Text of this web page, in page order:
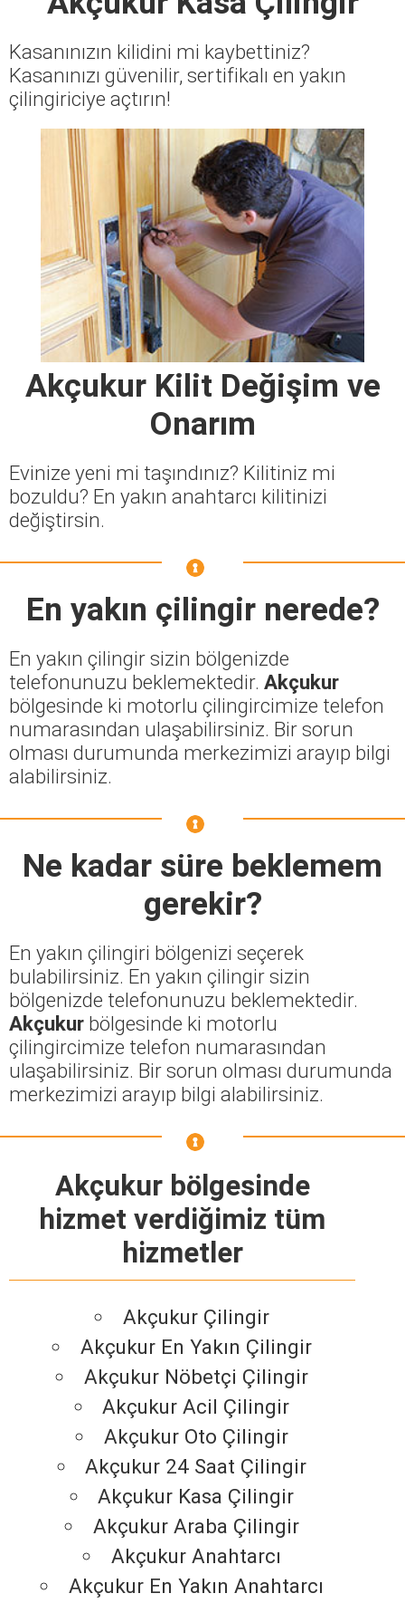
Kasanınızın kilidini mi kaybettiniz?
Kasanınızı güvenilir, sertifikalı en yakın
çilingiriciye açtırın!
Akçukur Kilit Değişim ve
Onarım
Evinize yeni mi taşındınız? Kilitiniz mi
bozuldu? En yakın anahtarcı kilitinizi
değiştirsin.
En yakın çilingir nerede?
En yakın çilingir sizin bölgenizde
telefonunuzu beklemektedir. Akçukur
bölgesinde ki motorlu çilingircimize telefon
numarasından ulaşabilirsiniz. Bir sorun
olması durumunda merkezimizi arayıp bilgi
alabilirsiniz.
Ne kadar süre beklemem
gerekir?
En yakın çilingiri bölgenizi seçerek
bulabilirsiniz. En yakın çilingir sizin
bölgenizde telefonunuzu beklemektedir.
Akçukur bölgesinde ki motorlu
çilingircimize telefon numarasından
ulaşabilirsiniz. Bir sorun olması durumunda
merkezimizi arayıp bilgi alabilirsiniz.
Akçukur bölgesinde
hizmet verdiğimiz tüm
hizmetler
Akçukur Çilingir
Akçukur En Yakın Çilingir
Akçukur Nöbetçi Çilingir
Akçukur Acil Çilingir
Akçukur Oto Çilingir
Akçukur 24 Saat Çilingir
Akçukur Kasa Çilingir
Akçukur Araba Çilingir
Akçukur Anahtarcı
Akçukur En Yakın Anahtarcı